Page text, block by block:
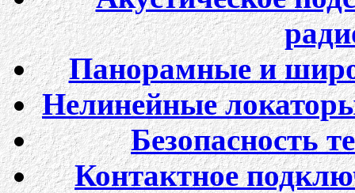
Панорамные и
Нелинейные
Безопасность
Контактное